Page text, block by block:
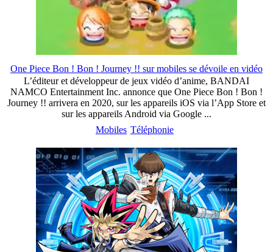
One Piece Bon ! Bon ! Journey !! sur mobiles se dévoile en vidéo
L’éditeur et développeur de jeux vidéo d’anime, BANDAI
NAMCO Entertainment Inc. annonce que One Piece Bon ! Bon !
Journey !! arrivera en 2020, sur les appareils iOS via l’App Store et
sur les appareils Android via Google ...
Mobiles Téléphonie